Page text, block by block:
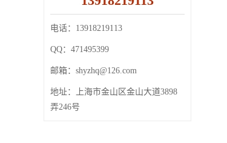
电话： 13918219113
QQ： 471495399
邮箱： shyzhq@126.com
地址：
上海市金山区金山大道3898
弄246号